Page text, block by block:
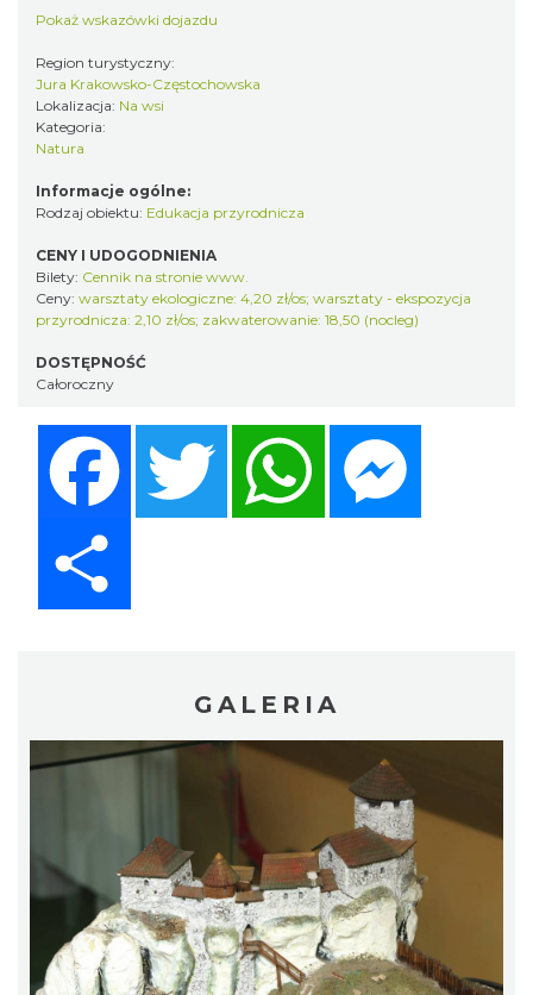
Pokaż wskazówki dojazdu
Region turystyczny:
Jura Krakowsko-Częstochowska
Lokalizacja: Na wsi
Kategoria:
Natura
Informacje ogólne:
Rodzaj obiektu: Edukacja przyrodnicza
CENY I UDOGODNIENIA
Bilety: Cennik na stronie www.
Ceny: warsztaty ekologiczne: 4,20 zł/os; warsztaty - ekspozycja
przyrodnicza: 2,10 zł/os; zakwaterowanie: 18,50 (nocleg)
DOSTĘPNOŚĆ
Całoroczny
Twitter WhatsApp
GALERIA